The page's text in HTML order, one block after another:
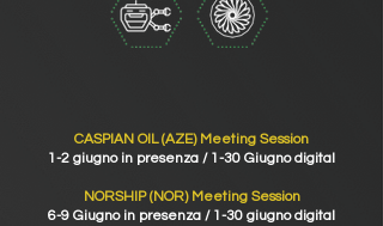
CASPIAN OIL (AZE) Meeting Session
1-2 giugno in presenza / 1-30 Giugno digital
NORSHIP (NOR) Meeting Session
6-9 Giugno in presenza / 1-30 giugno digital